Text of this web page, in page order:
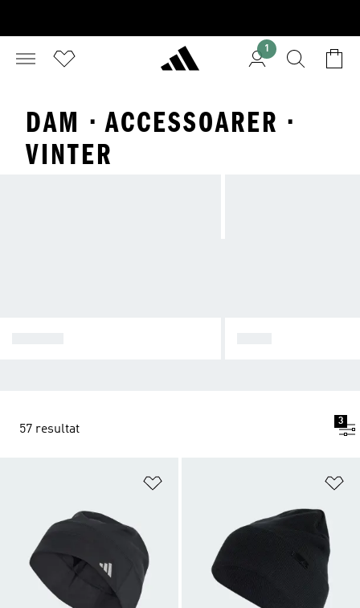
1
DAM · ACCESSOARER ·
VINTER
57 resultat
3